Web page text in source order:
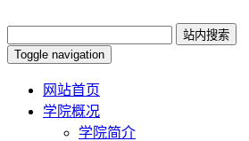
Toggle navigation
网站首页
学院概况
学院简介